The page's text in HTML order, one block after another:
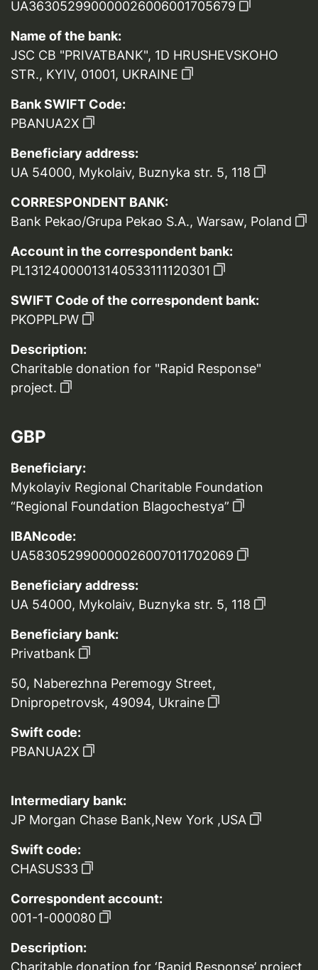
UA363052990000026006001705679
Name of the bank:
JSC CB "PRIVATBANK", 1D HRUSHEVSKOHO
STR., KYIV, 01001, UKRAINE
Bank SWIFT Code:
PBANUA2X
Beneficiary address:
UA 54000, Mykolaiv, Buznyka str. 5, 118
CORRESPONDENT BANK:
Bank Pekao/Grupa Pekao S.A., Warsaw, Poland
Account in the correspondent bank:
PL13124000013140533111120301
SWIFT Code of the correspondent bank:
PKOPPLPW
Description:
Charitable donation for "Rapid Response"
project.
GBP
Beneficiary:
Mykolayiv Regional Charitable Foundation
“Regional Foundation Blagochestya”
IBANcode:
UA583052990000026007011702069
Beneficiary address:
UA 54000, Mykolaiv, Buznyka str. 5, 118
Beneficiary bank:
Privatbank
50, Naberezhna Peremogy Street,
Dnipropetrovsk, 49094, Ukraine
Swift code:
PBANUA2X
Intermediary bank:
JP Morgan Chase Bank,New York ,USA
Swift code:
CHASUS33
Correspondent account:
001-1-000080
Description:
Charitable donation for ‘Rapid Response’ project